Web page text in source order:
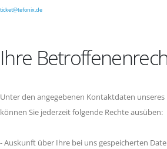
ticket@tefonix.de
Ihre
Unter den angegebenen Kontaktdaten
können Sie jederzeit folgende Rechte ausüben:
- Auskunft über Ihre bei uns gespeicherten